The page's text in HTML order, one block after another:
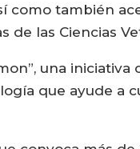
como también
de las Ciencias
una
que ayude a